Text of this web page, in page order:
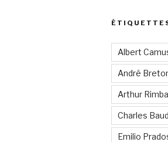
Albert
André
Arthur
Charles
Emilio